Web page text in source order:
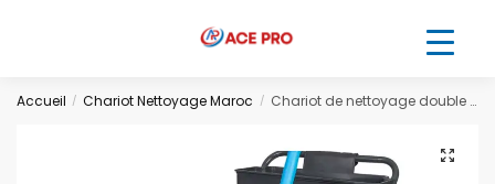
Accueil / Chariot Nettoyage Maroc / Chariot de nettoyage double seaux 25L + presse + panier